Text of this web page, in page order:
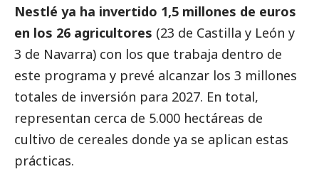
Nestlé ya ha invertido 1,5 millones de euros
en los 26 agricultores (23 de Castilla y León y
3 de Navarra) con los que trabaja dentro de
este programa y prevé alcanzar los 3 millones
totales de inversión para 2027. En total,
representan cerca de 5.000 hectáreas de
cultivo de cereales donde ya se aplican estas
prácticas.